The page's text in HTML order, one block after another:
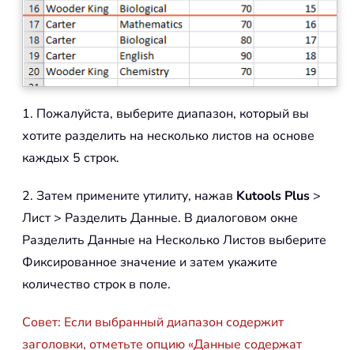
1. Пожалуйста, выберите диапазон, который вы
хотите разделить на несколько листов на основе
каждых 5 строк.
2. Затем примените утилиту, нажав Kutools Plus >
Лист > Разделить Данные. В диалоговом окне
Разделить Данные на Несколько Листов выберите
Фиксированное значение и затем укажите
количество строк в поле.
Совет: Если выбранный диапазон содержит
заголовки, отметьте опцию «Данные содержат